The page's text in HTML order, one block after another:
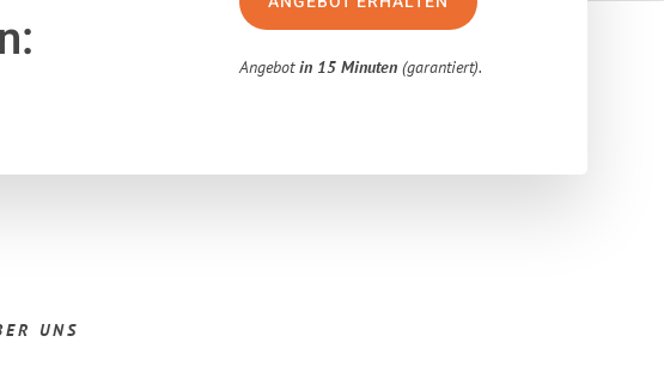
Angebotin 15 Minuten (garantiert).
UNS